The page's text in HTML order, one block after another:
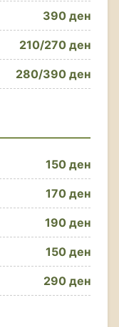
390 ден
210/270 ден
280/390 ден
150 ден
170 ден
190 ден
150 ден
290 ден